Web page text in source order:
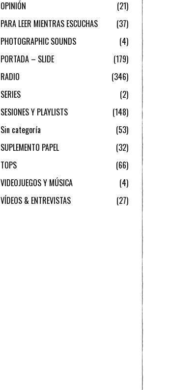
OPINIÓN
21
PARA LEER MIENTRAS ESCUCHAS
37
PHOTOGRAPHIC SOUNDS
4
PORTADA – SLIDE
179
RADIO
346
SERIES
2
SESIONES Y PLAYLISTS
148
Sin categoría
53
SUPLEMENTO PAPEL
32
TOPS
66
VIDEOJUEGOS Y MÚSICA
4
VÍDEOS & ENTREVISTAS
27